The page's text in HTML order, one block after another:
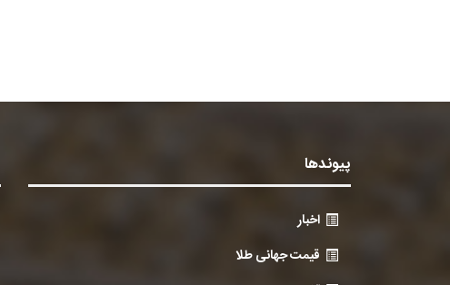
پیوندها
اخبار
قیمت جهانی طلا